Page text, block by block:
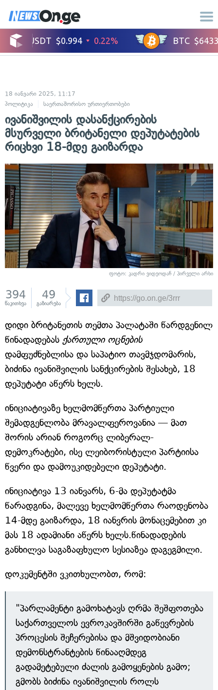
18 იანვარი 2025, 11:17
პოლიტიკა
საერთაშორისო ურთიერთობები
ივანიშვილის დასანქცირების
მსურველი ბრიტანელი დეპუტატების
რიცხვი 18-მდე გაიზარდა
ფოტო: კადრი ვიდეოდან / პირველი არხი
394
წაკითხვა
49
გაზიარება
დიდი ბრიტანეთის თემთა პალატაში წარდგენილ
წინადადებას ქართული ოცნების
დამფუძნებლისა და საპატიო თავმჯდომარის,
ბიძინა ივანიშვილის სანქცირების შესახებ, 18
დეპუტატი აწერს ხელს.
ინიციატივაზე ხელმომწერთა პარტიული
შემადგენლობა მრავალფეროვანია — მათ
შორის არიან როგორც ლიბერალ-
დემოკრატები, ისე ლეიბორისტული პარტიისა
წვერი და დამოუკიდებელი დეპუტატი.
ინიციატივა 13 იანვარს, 6-მა დეპუტატმა
წარადგინა, მალევე ხელმომწერთა რაოდენობა
14-მდე გაიზარდა, 18 იანვრის მონაცემებით კი
მას 18 ადამიანი აწერს ხელს.წინადადების
განხილვა საგაზაფხულო სესიაზეა დაგეგმილი.
დოკუმენტში ვკითხულობთ, რომ:
"პარლამენტი გამოხატავს ღრმა შეშფოთება
საქართველოს ევროკავშირში გაწევრების
პროცესის შეჩერებისა და მშვიდობიანი
დემონსტრანტების წინააღმდეგ
გადამეტებული ძალის გამოყენების გამო;
გმობს ბიძინა ივანიშვილის როლს